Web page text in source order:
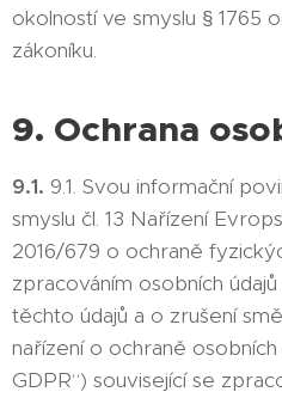
okolností ve smyslu § 1765
zákoníku.
9. Ochrana
9.1. 9.1. Svou informační
smyslu čl. 13 Nařízení
2016/679 o ochraně
zpracováním osobních
těchto údajů a o zrušení
nařízení o ochraně osobních
GDPR“) související se